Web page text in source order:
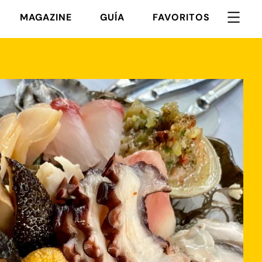
MAGAZINE GUÍA FAVORITOS